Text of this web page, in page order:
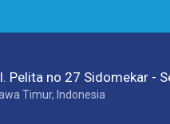
Pelita no 27 Sidomekar -
Timur, Indonesia